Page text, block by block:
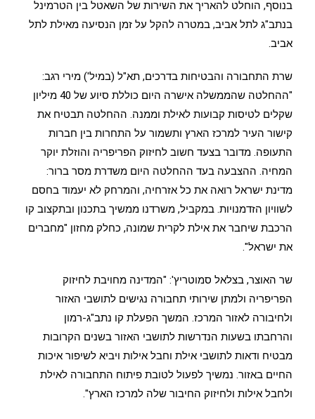
בנוסף, הוחלט להאריך את השירות של השאטל בין הטרמינל
בנתב"ג לתל אביב, במטרה להקל על זמן הנסיעה מאילת לתל
אביב.
שרת התחבורה והבטיחות בדרכים, תא"ל (במיל') מירי רגב:
"ההחלטה שהממשלה אישרה היום כוללת סיוע של 40 מיליון
שקלים לטיסות קבועות לאילת וממנה. ההחלטה תבטיח את
קישור העיר למרכז הארץ ותשמור על התחרות בין חברות
התעופה. מדובר בצעד חשוב לחיזוק הפריפריה והוזלת יוקר
המחיה. ההצבעה בעד ההחלטה היום משדרת מסר ברור:
מדינת ישראל רואה את כל אזרחיה, והמרחק לא יעמוד בחסם
לשוויון הזדמנויות. במקביל, משרדנו ממשיך בתכנון ובתקצוב קו
הרכבת שיחבר את אילת לקרית שמונה, כחלק מחזון "מחברים
את ישראל".
שר האוצר, בצלאל סמוטריץ': "המדינה מחויבת לחיזוק
הפריפריה ולמתן שירותי תחבורה נגישים לתושבי האזור
ולחיבורה לאזור המרכז. המשך הפעלת קו נתב"ג-רמון
והרחבתו בשעות הנדרשות לתושבי האזור בשנים הקרובות
מבטיח ודאות לתושבי אילת וחבל אילות ויביא לשיפור איכות
החיים באזור. נמשיך לפעול לטובת פיתוח התחבורה לאילת
ולחבל אילות ולחיזוק החיבור שלה למרכז הארץ".